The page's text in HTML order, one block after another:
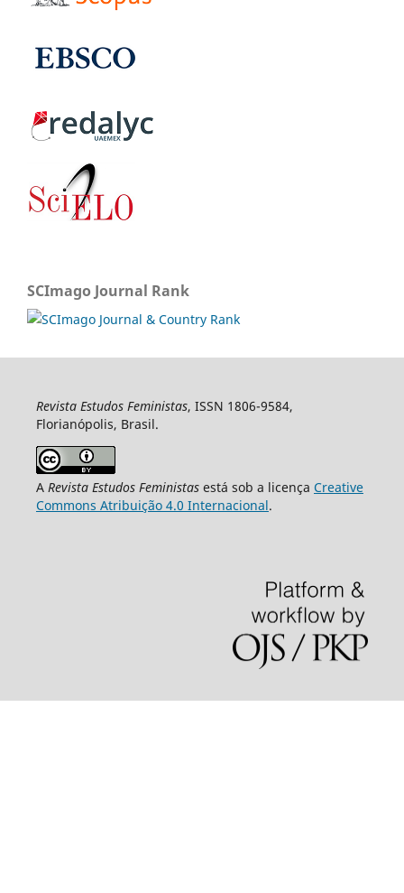
SCImago Journal Rank
Revista Estudos Feministas, ISSN 1806-9584,
Florianópolis, Brasil.
A Revista Estudos Feministasestá sob a licença Creative
Commons Atribuição 4.0 Internacional.